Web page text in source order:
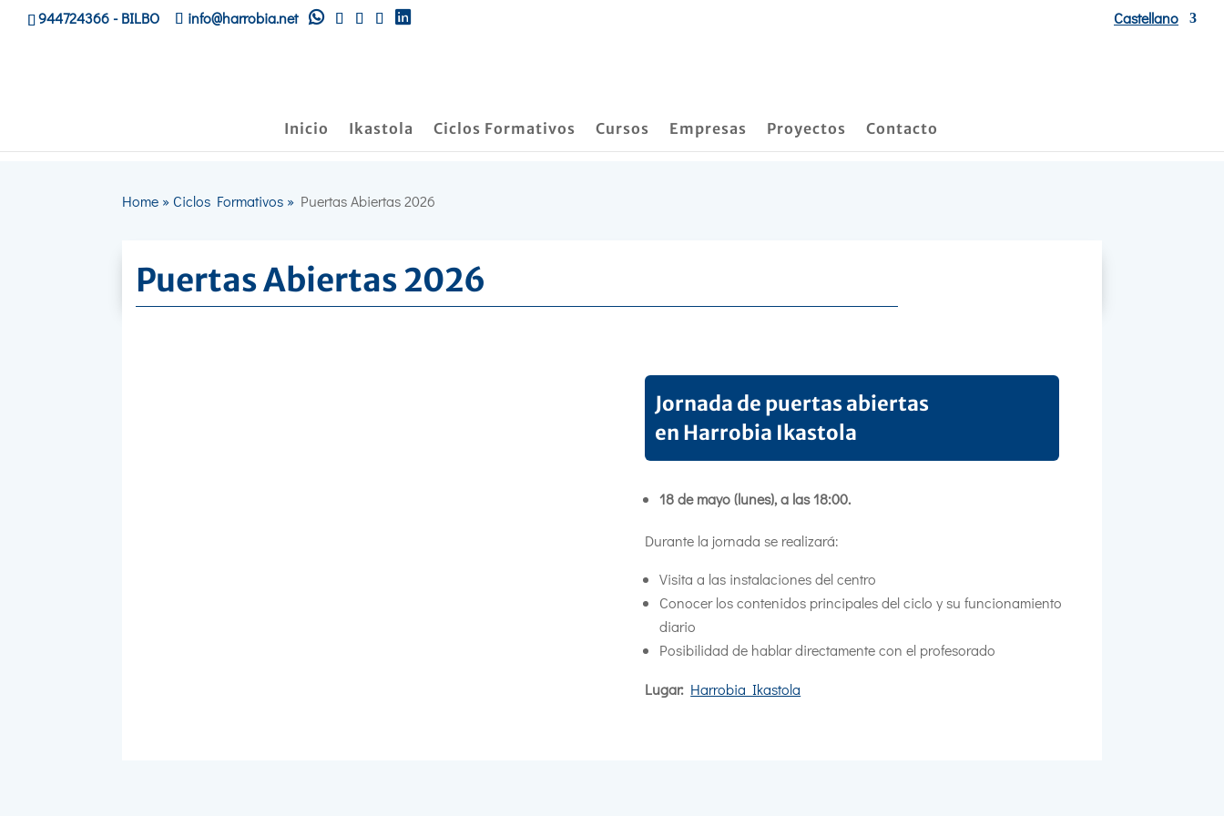
944724366- BILBO info@harrobia.net Castellano
Inicio Ikastola Ciclos Formativos Cursos Empresas Proyectos Contacto
Home »Ciclos Formativos » Puertas Abiertas 2026
Puertas Abiertas 2026
Jornada de puertas abiertas
en Harrobia Ikastola
18 de mayo (lunes), a las 18:00.
Durante la jornada se realizará:
Visita a las instalaciones del centro
Conocer los contenidos principales del ciclo y su funcionamiento
diario
Posibilidad de hablar directamente con el profesorado
Lugar: Harrobia Ikastola